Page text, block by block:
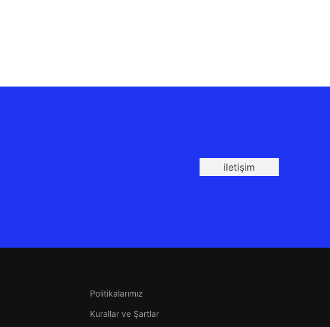
iletişim
Politikalarımız
Kurallar ve Şartlar